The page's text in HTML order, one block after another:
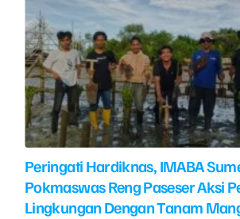
Peringati Hardiknas, IMABA
Pokmaswas Reng Paseser Aksi
Lingkungan Dengan Tanam